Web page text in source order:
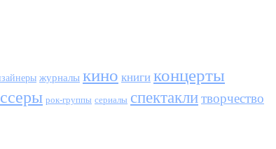
журналы кино книги концерты
рок-группы сериалы спектаклитворчество